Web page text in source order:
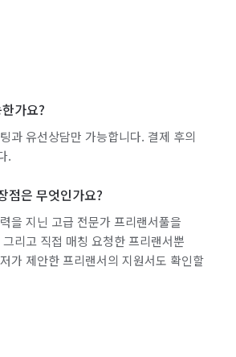
가요?
과 유선상담만 가능합니다. 결제 후의
.
점은 무엇인가요?
을 지닌 고급 전문가 프리랜서풀을
리고 직접 매칭 요청한 프리랜서뿐
가 제안한 프리랜서의 지원서도 확인할